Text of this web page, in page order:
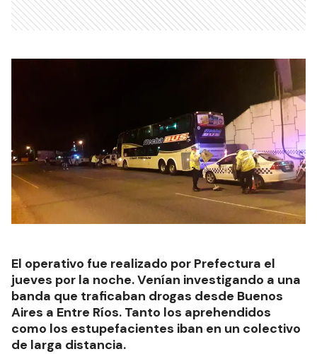
El operativo fue realizado por Prefectura el
jueves por la noche. Venían investigando a una
banda que traficaban drogas desde Buenos
Aires a Entre Ríos. Tanto los aprehendidos
como los estupefacientes iban en un colectivo
de larga distancia.